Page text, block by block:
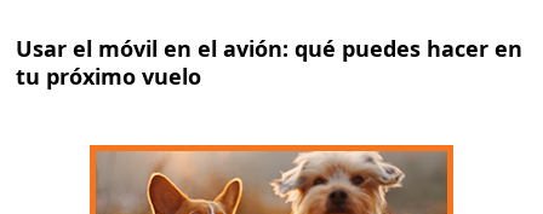
Usar el móvil en el avión: qué puedes hacer en
tu próximo vuelo